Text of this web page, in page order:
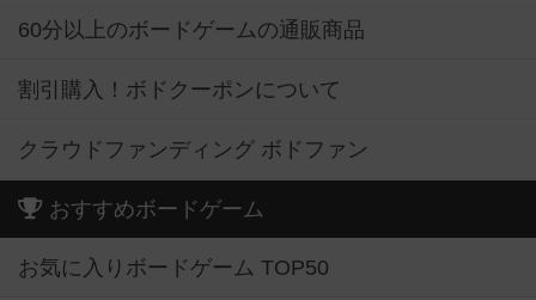
60分以上のボードゲームの通販商品
割引購入！ボドクーポンについて
クラウドファンディング ボドファン
おすすめボードゲーム
お気に入りボードゲーム TOP50